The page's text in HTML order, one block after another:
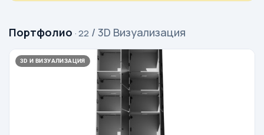
Портфолио · 22 / 3D Визуализация
3D И ВИЗУАЛИЗАЦИЯ